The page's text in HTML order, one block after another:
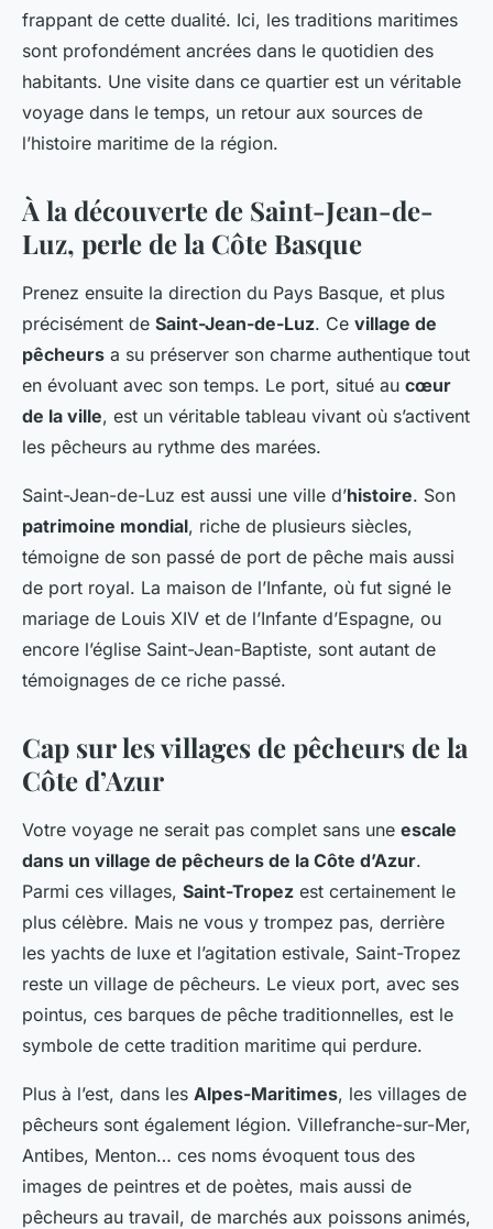
frappant de cette dualité. Ici, les traditions maritimes
sont profondément ancrées dans le quotidien des
habitants. Une visite dans ce quartier est un véritable
voyage dans le temps, un retour aux sources de
l’histoire maritime de la région.
À la découverte de Saint-Jean-de-
Luz, perle de la Côte Basque
Prenez ensuite la direction du Pays Basque, et plus
précisément de Saint-Jean-de-Luz. Ce village de
pêcheurs a su préserver son charme authentique tout
en évoluant avec son temps. Le port, situé au cœur
de la ville, est un véritable tableau vivant où s’activent
les pêcheurs au rythme des marées.
Saint-Jean-de-Luz est aussi une ville d’histoire. Son
patrimoine mondial, riche de plusieurs siècles,
témoigne de son passé de port de pêche mais aussi
de port royal. La maison de l’Infante, où fut signé le
mariage de Louis XIV et de l’Infante d’Espagne, ou
encore l’église Saint-Jean-Baptiste, sont autant de
témoignages de ce riche passé.
Cap sur les villages de pêcheurs de la
Côte d’Azur
Votre voyage ne serait pas complet sans une escale
dans un village de pêcheurs de la Côte d’Azur.
Parmi ces villages, Saint-Tropez est certainement le
plus célèbre. Mais ne vous y trompez pas, derrière
les yachts de luxe et l’agitation estivale, Saint-Tropez
reste un village de pêcheurs. Le vieux port, avec ses
pointus, ces barques de pêche traditionnelles, est le
symbole de cette tradition maritime qui perdure.
Plus à l’est, dans les Alpes-Maritimes, les villages de
pêcheurs sont également légion. Villefranche-sur-Mer,
Antibes, Menton… ces noms évoquent tous des
images de peintres et de poètes, mais aussi de
pêcheurs au travail, de marchés aux poissons animés,